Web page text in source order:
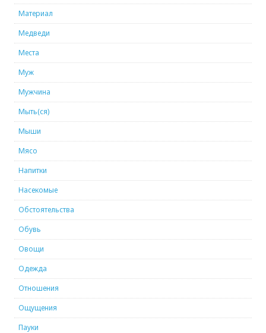
Материал
Медведи
Места
Муж
Мужчина
Мыть(ся)
Мыши
Мясо
Напитки
Насекомые
Обстоятельства
Обувь
Овощи
Одежда
Отношения
Ощущения
Пауки